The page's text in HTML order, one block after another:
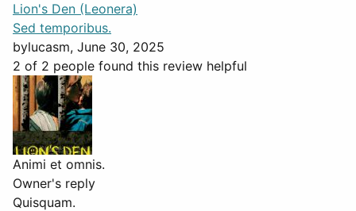
Lion's Den (Leonera)
Sed temporibus.
bylucasm, June 30, 2025
2 of 2 people found this review helpful
Animi et omnis.
Owner's reply
Quisquam.